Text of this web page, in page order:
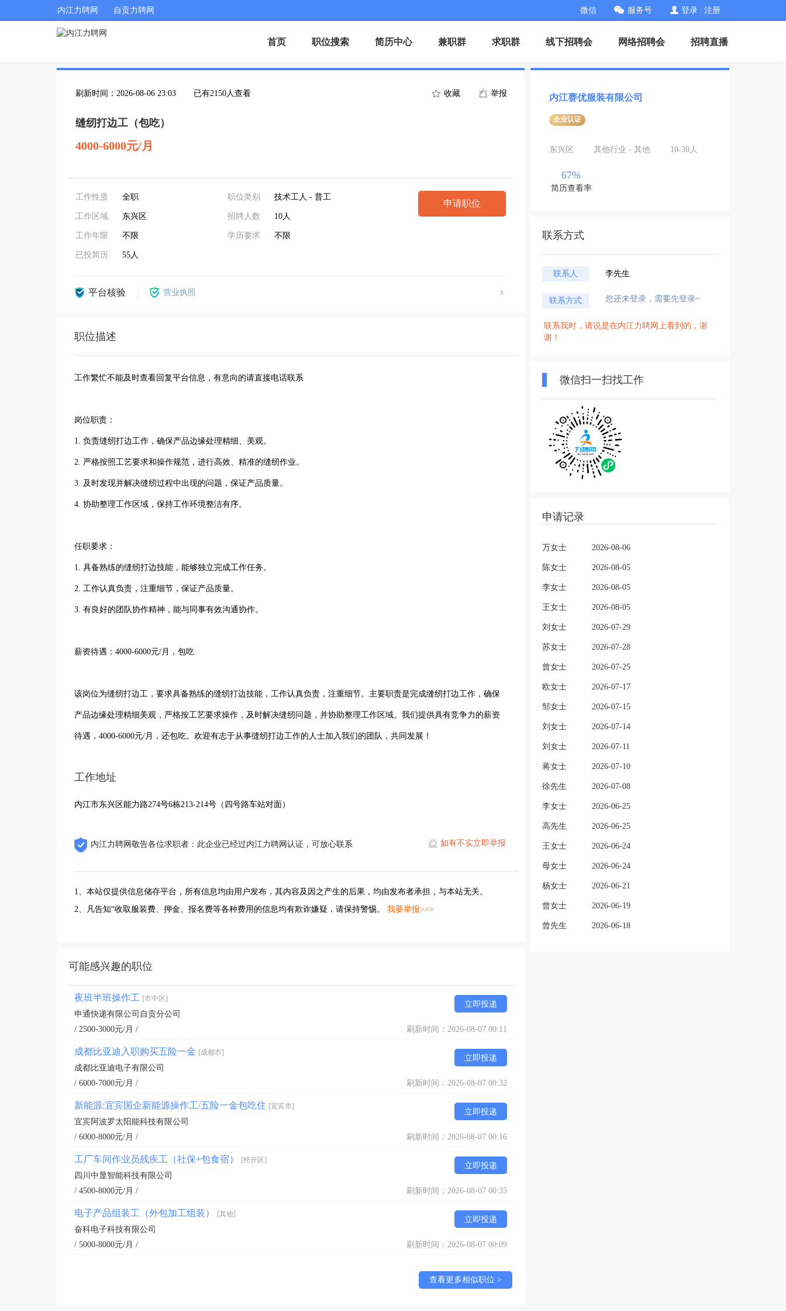
内江力聘网 自贡力聘网 微信 服务号 登录 注册
首页 职位搜索 简历中心 兼职群 求职群 线下招聘会 网络招聘会 招聘直播
刷新时间：2026-08-06 23:03 已有2150人查看 收藏 举报
缝纫打边工（包吃）
4000-6000元/月
工作性质 全职
工作区域 东兴区
工作年限 不限
已投简历 55人
职位类别 技术工人 - 普工
招聘人数 10人
学历要求 不限
申请职位
平台核验 营业执照
职位描述
工作繁忙不能及时查看回复平台信息，有意向的请直接电话联系
岗位职责：
1. 负责缝纫打边工作，确保产品边缘处理精细、美观。
2. 严格按照工艺要求和操作规范，进行高效、精准的缝纫作业。
3. 及时发现并解决缝纫过程中出现的问题，保证产品质量。
4. 协助整理工作区域，保持工作环境整洁有序。
任职要求：
1. 具备熟练的缝纫打边技能，能够独立完成工作任务。
2. 工作认真负责，注重细节，保证产品质量。
3. 有良好的团队协作精神，能与同事有效沟通协作。
薪资待遇：4000-6000元/月，包吃
该岗位为缝纫打边工，要求具备熟练的缝纫打边技能，工作认真负责，注重细节。主要职责是完成缝纫打边工作，确保
产品边缘处理精细美观，严格按工艺要求操作，及时解决缝纫问题，并协助整理工作区域。我们提供具有竞争力的薪资
待遇，4000-6000元/月，还包吃。欢迎有志于从事缝纫打边工作的人士加入我们的团队，共同发展！
工作地址
内江市东兴区能力路274号6栋213-214号（四号路车站对面）
内江力聘网敬告各位求职者：此企业已经过内江力聘网认证，可放心联系 如有不实立即举报
1、本站仅提供信息储存平台，所有信息均由用户发布，其内容及因之产生的后果，均由发布者承担，与本站无关。
2、凡告知“收取服装费、押金、报名费等各种费用的信息均有欺诈嫌疑，请保持警惕。 我要举报>>>
可能感兴趣的职位
夜班半班操作工 [市中区]
立即投递
申通快递有限公司自贡分公司
/ 2500-3000元/月 /
刷新时间：2026-08-07 00:11
成都比亚迪入职购买五险一金 [成都市]
立即投递
成都比亚迪电子有限公司
/ 6000-7000元/月 /
刷新时间：2026-08-07 00:32
新能源:宜宾国企新能源操作工/五险一金包吃住 [宜宾市]
立即投递
宜宾阿波罗太阳能科技有限公司
/ 6000-8000元/月 /
刷新时间：2026-08-07 00:16
工厂车间作业员残疾工（社保+包食宿） [经开区]
立即投递
四川中显智能科技有限公司
/ 4500-8000元/月 /
刷新时间：2026-08-07 00:35
电子产品组装工（外包加工组装） [其他]
立即投递
奋科电子科技有限公司
/ 5000-8000元/月 /
刷新时间：2026-08-07 00:09
查看更多相似职位 >
内江赛优服装有限公司
企业认证
东兴区 其他行业 - 其他 10-30人
67%
简历查看率
联系方式
联系人 李先生
联系方式 您还未登录，需要先登录~
联系我时，请说是在内江力聘网上看到的，谢
谢！
微信扫一扫找工作
申请记录
万女士 2026-08-06
陈女士 2026-08-05
李女士 2026-08-05
王女士 2026-08-05
刘女士 2026-07-29
苏女士 2026-07-28
曾女士 2026-07-25
欧女士 2026-07-17
邹女士 2026-07-15
刘女士 2026-07-14
刘女士 2026-07-11
蒋女士 2026-07-10
徐先生 2026-07-08
李女士 2026-06-25
高先生 2026-06-25
王女士 2026-06-24
母女士 2026-06-24
杨女士 2026-06-21
曾女士 2026-06-19
曾先生 2026-06-18